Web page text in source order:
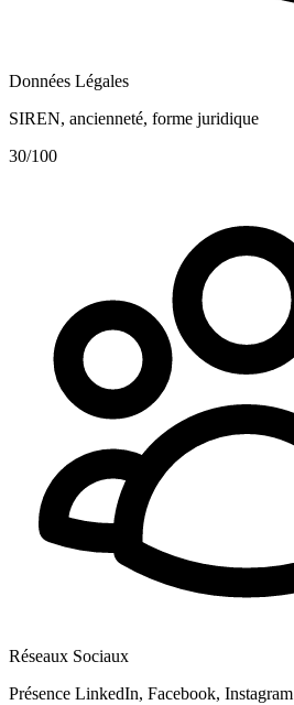
Données Légales
SIREN, ancienneté, forme juridique
30/100
Réseaux Sociaux
Présence LinkedIn, Facebook, Instagram